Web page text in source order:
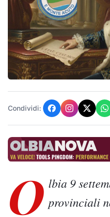
Condividi:
O lbia 9
provinciali